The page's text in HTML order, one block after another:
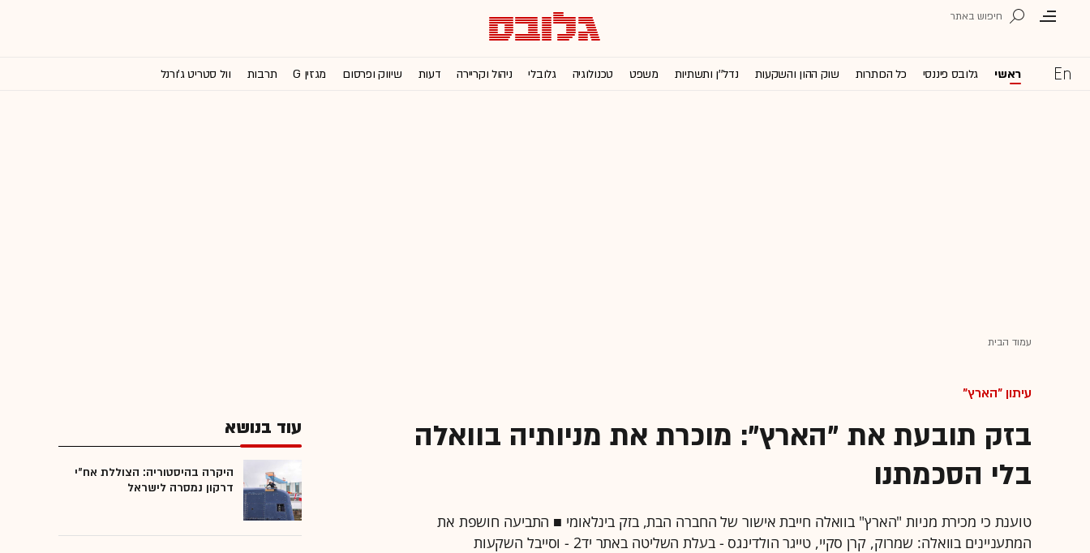
ראשי גלובס פיננסי כל הכותרות שוק ההון והשקעות נדל''ן ותשתיות משפט טכנולוגיה גלובלי ניהול וקריירה דעות שיווק ופרסום מגזין G תרבות וול סטריט ג'ורנל
עמוד הבית
עיתון "הארץ"
בזק תובעת את "הארץ": מוכרת את מניותיה בוואלה
בלי הסכמתנו
טוענת כי מכירת מניות "הארץ" בוואלה חייבת אישור של החברה הבת, בזק בינלאומי ■ התביעה חושפת את
המתעניינים בוואלה: שמרוק, קרן סקיי, טייגר הולדינגס - בעלת השליטה באתר יד2 - וסייבל השקעות
עוד בנושא
היקרה בהיסטוריה: הצוללת אח"י
דרקון נמסרה לישראל